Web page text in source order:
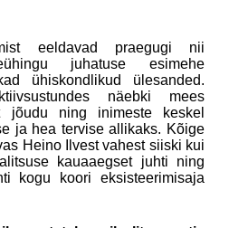
eeldavad praegugi nii
juhatuse esimehe
ühiskondlikud ülesanded.
näebki mees
jõudu ning inimeste keskel
ja hea tervise allikaks. Kõige
Heino Ilvest vahest siiski kui
kauaaegset juhti ning
kogu koori eksisteerimisaja